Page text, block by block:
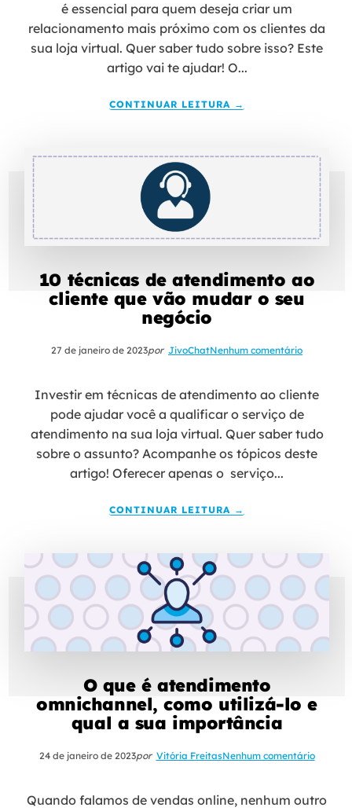
é essencial para quem deseja criar um
relacionamento mais próximo com os clientes da
sua loja virtual. Quer saber tudo sobre isso? Este
artigo vai te ajudar! O...
CONTINUAR LEITURA →
10 técnicas de atendimento ao
cliente que vão mudar o seu
negócio
27 de janeiro de 2023por JivoChatNenhum comentário
Investir em técnicas de atendimento ao cliente
pode ajudar você a qualificar o serviço de
atendimento na sua loja virtual. Quer saber tudo
sobre o assunto? Acompanhe os tópicos deste
artigo! Oferecer apenas o serviço...
CONTINUAR LEITURA →
O que é atendimento
omnichannel, como utilizá-lo e
qual a sua importância
24 de janeiro de 2023por Vitória FreitasNenhum comentário
Quando falamos de vendas online, nenhum outro